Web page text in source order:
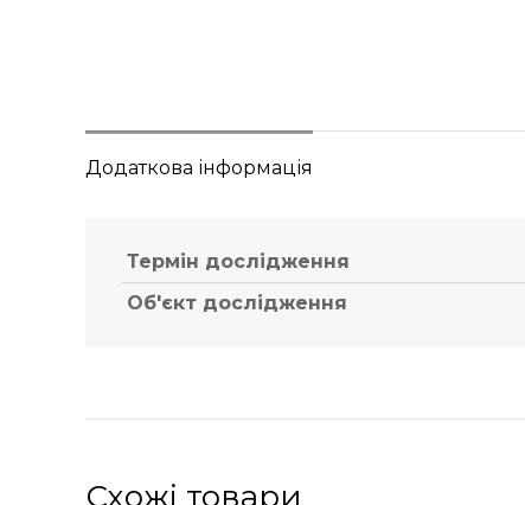
Додаткова інформація
Термін дослідження
Об'єкт дослідження
Схожі товари